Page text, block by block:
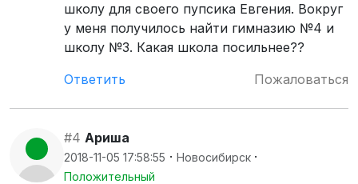
школу для своего пупсика Евгения. Вокруг
у меня получилось найти гимназию №4 и
школу №3. Какая школа посильнее??
Ответить
Пожаловаться
#4 Ариша
2018-11-05 17:58:55 · Новосибирск ·
Положительный